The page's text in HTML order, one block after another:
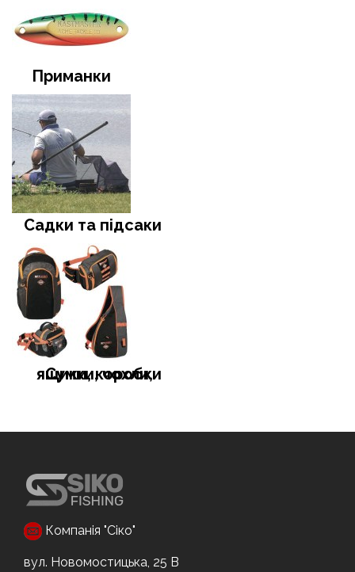
Приманки
Садки та підсаки
Сумки, чохли, ящики, коробки
Компанія "Сіко"
вул. Новомостицька, 25 В